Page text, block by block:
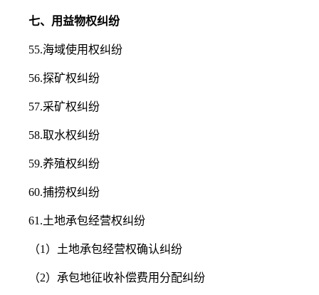
七、用益物权纠纷
55.海域使用权纠纷
56.探矿权纠纷
57.采矿权纠纷
58.取水权纠纷
59.养殖权纠纷
60.捕捞权纠纷
61.土地承包经营权纠纷
（1）土地承包经营权确认纠纷
（2）承包地征收补偿费用分配纠纷